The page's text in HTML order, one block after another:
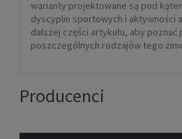
warianty projektowane są pod
dyscyplin sportowych i aktywności
dalszej części artykułu, aby
poszczególnych rodzajów tego
Producenci